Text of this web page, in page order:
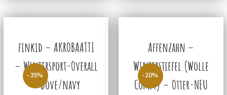
-35%
finkid – AKROBAATTI
– Wintersport-Overall
– dove/navy
-20%
Affenzahn –
Winterstiefel (Wolle
Comfy) – Otter-NEU